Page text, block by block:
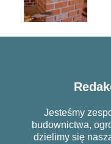
Jesteśmy
budownictwa,
dzielimy się